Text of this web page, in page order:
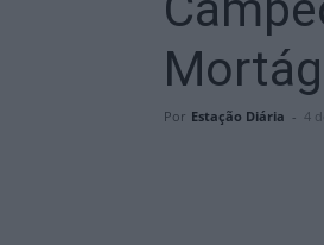
Por Estação Diária - 4